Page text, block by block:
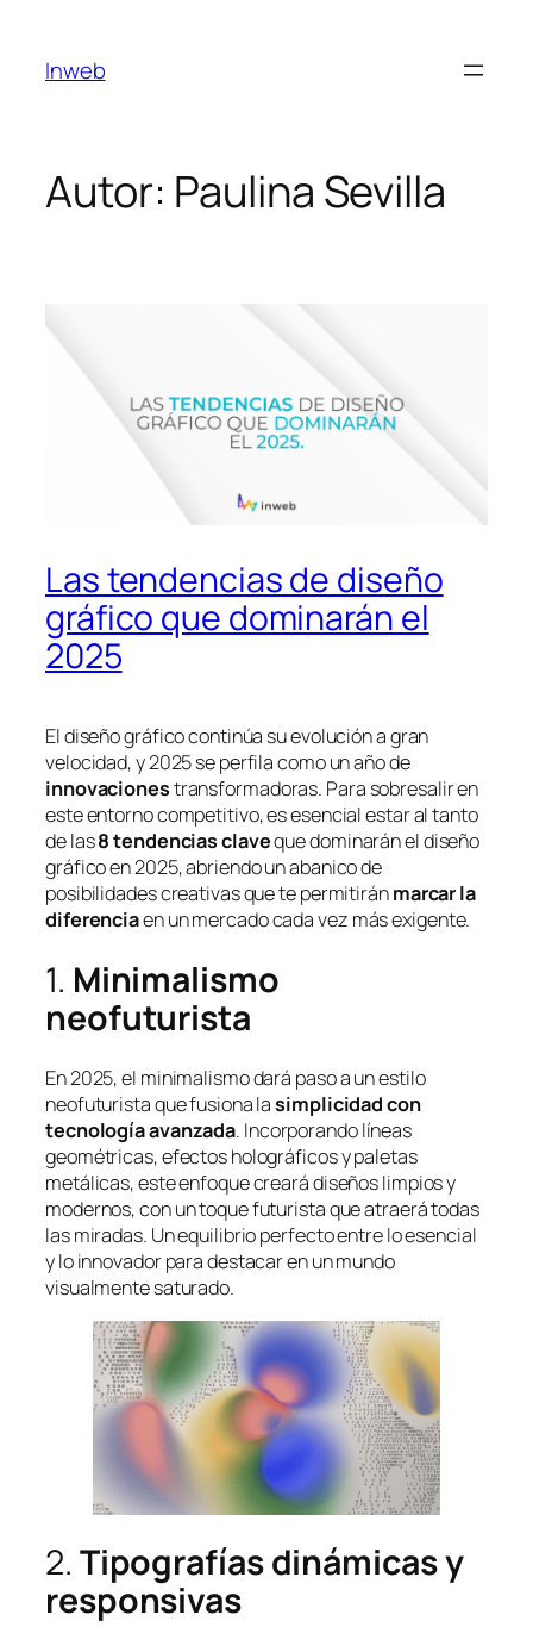
contenido
Inweb
Autor: Paulina Sevilla
Las tendencias de diseño
gráfico que dominarán el
2025
El diseño gráfico continúa su evolución a gran
velocidad, y 2025 se perfila como un año de
innovacionestransformadoras. Para sobresalir en
este entorno competitivo, es esencial estar al tanto
de las8 tendencias claveque dominarán el diseño
gráfico en 2025, abriendo un abanico de
posibilidades creativas que te permitiránmarcar la
diferenciaen un mercado cada vez más exigente.
1. Minimalismo
neofuturista
En 2025, el minimalismo dará paso a un estilo
neofuturista que fusiona lasimplicidadcon
tecnología avanzada. Incorporando líneas
geométricas, efectos holográficos y paletas
metálicas, este enfoque creará diseños limpios y
modernos, con un toque futurista que atraerá todas
las miradas. Un equilibrio perfecto entre lo esencial
y lo innovador para destacar en un mundo
visualmente saturado.
2. Tipografías dinámicas y
responsivas